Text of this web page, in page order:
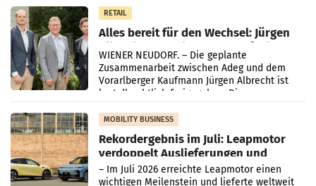
RETAIL
Alles bereit für den Wechsel: Jürgen
Albrecht setzt ab 1.1.2027 auf Adeg
WIENER NEUDORF. – Die geplante
Zusammenarbeit zwischen Adeg und dem
Vorarlberger Kaufmann Jürgen Albrecht ist
kartellrechtlich freigegeben: Die
Bundeswettbewerbsbehörde und der
Bundeskartellanwalt
MOBILITY BUSINESS
Rekordergebnis im Juli: Leapmotor
verdoppelt Auslieferungen und
überschreitet die 100.000er-Marke
– Im Juli 2026 erreichte Leapmotor einen
wichtigen Meilenstein und lieferte weltweit